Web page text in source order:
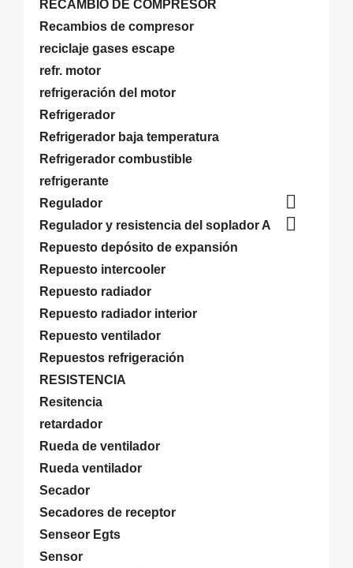
RECAMBIO DE COMPRESOR
Recambios de compresor
reciclaje gases escape
refr. motor
refrigeración del motor
Refrigerador
Refrigerador baja temperatura
Refrigerador combustible
refrigerante
Regulador

Regulador y resistencia del soplador A 
Repuesto depósito de expansión
Repuesto intercooler
Repuesto radiador
Repuesto radiador interior
Repuesto ventilador
Repuestos refrigeración
RESISTENCIA
Resitencia
retardador
Rueda de ventilador
Rueda ventilador
Secador
Secadores de receptor
Senseor Egts
Sensor